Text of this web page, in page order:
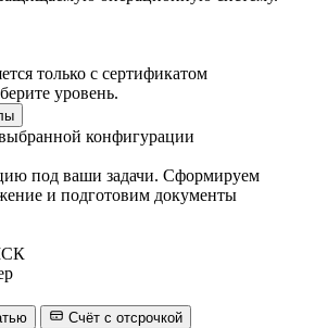
только с сертификатом
уровень.
конфигурации
под ваши задачи. Сформируем
и подготовим документы
Счёт с отсрочкой